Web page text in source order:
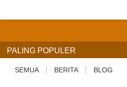
PALING POPULER
SEMUA BERITA BLOG